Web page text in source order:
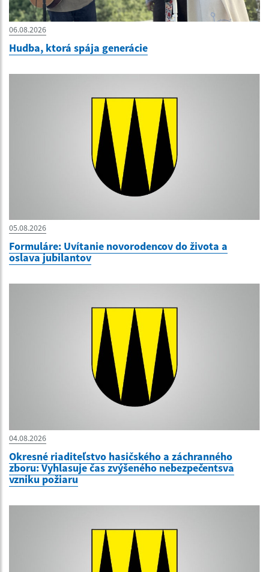
06.08.2026
Hudba, ktorá spája generácie
05.08.2026
Formuláre: Uvítanie novorodencov do života a
oslava jubilantov
04.08.2026
Okresné riaditeľstvo hasičského a záchranného
zboru: Vyhlasuje čas zvýšeného nebezpečentsva
vzniku požiaru